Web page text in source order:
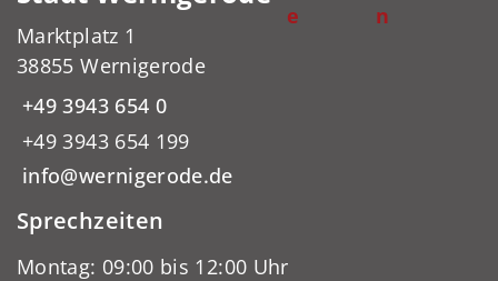
e
n
Marktplatz 1
38855 Wernigerode
+49 3943 654 0
+49 3943 654 199
info@wernigerode.de
Sprechzeiten
Montag: 09:00 bis 12:00 Uhr